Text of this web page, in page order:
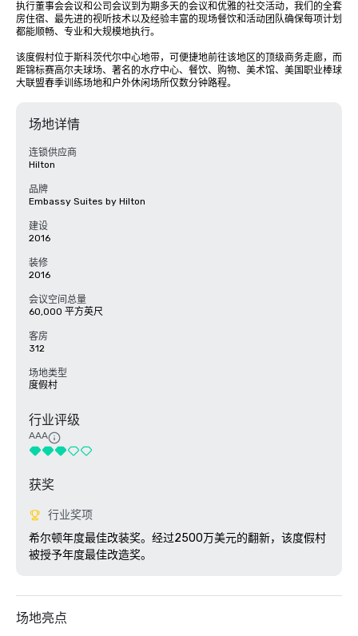
执行董事会会议和公司会议到为期多天的会议和优雅的社交活动，我们的全套
房住宿、最先进的视听技术以及经验丰富的现场餐饮和活动团队确保每项计划
都能顺畅、专业和大规模地执行。
该度假村位于斯科茨代尔中心地带，可便捷地前往该地区的顶级商务走廊，而
距锦标赛高尔夫球场、著名的水疗中心、餐饮、购物、美术馆、美国职业棒球
大联盟春季训练场地和户外休闲场所仅数分钟路程。
场地详情
连锁供应商
Hilton
品牌
Embassy Suites by Hilton
建设
2016
装修
2016
会议空间总量
60,000 平方英尺
客房
312
场地类型
度假村
行业评级
AAA
获奖
行业奖项
希尔顿年度最佳改装奖。经过2500万美元的翻新，该度假村
场地亮点